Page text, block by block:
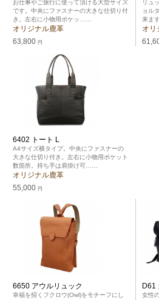
お仕事やご旅行に使って頂ける大型サイズ
です。中央にファスナーの大きな仕切り付
き。左右に小物用ポケッ……
オリジナル鹿革
63,800 円
リュ
ョル
来ま
オリ
6402 トート L
A4サイズ横タイプ。中央にファスナーの
大きな仕切り付き。左右に小物用ポケット
数箇所。持ち手は肩掛け可……
オリジナル鹿革
55,000 円
6650 アウルリュック
幸福を招くフクロウ(Owl)をモチーフにし
D61
女性